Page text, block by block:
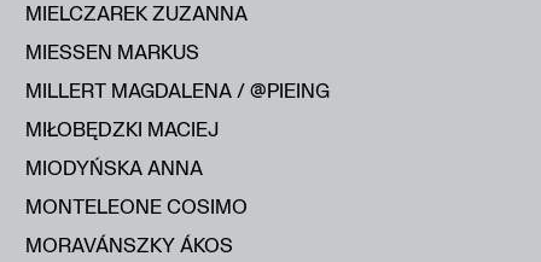
MIELCZAREK ZUZANNA
MIESSEN MARKUS
MILLERT MAGDALENA / @PIEING
MIŁOBĘDZKI MACIEJ
MIODYŃSKA ANNA
MONTELEONE COSIMO
MORAVÁNSZKY ÁKOS